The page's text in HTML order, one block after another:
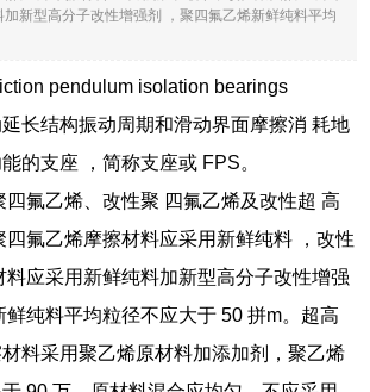
新型高分子改性增强剂 ，聚四氟乙烯新鲜纯料平均
pendulum isolation bearings
长结构振动周期和滑动界面摩擦消 耗地
的支座 ，简称支座或 FPS。
四氟乙烯、改性聚 四氟乙烯及改性超 高
四氟乙烯摩擦材料应采用新鲜纯料 ，改性
料应采用新鲜纯料加新型高分子改性增强
鲜纯料平均粒径不应大于 50 拼m。超高
料采用聚乙烯原材料加添加剂，聚乙烯